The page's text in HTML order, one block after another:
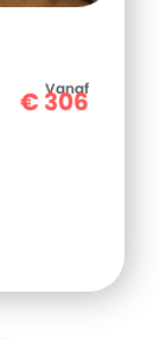
Vanaf
€306